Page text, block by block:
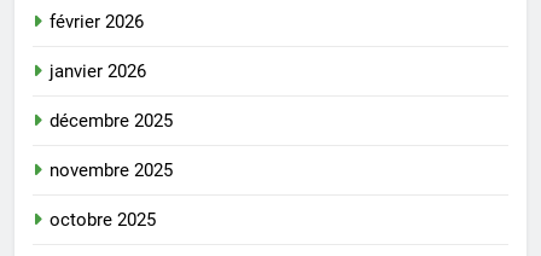
février 2026
janvier 2026
décembre 2025
novembre 2025
octobre 2025